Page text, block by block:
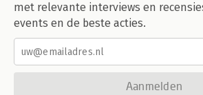
met relevante interviews en
events en de beste acties.
Aanmelden